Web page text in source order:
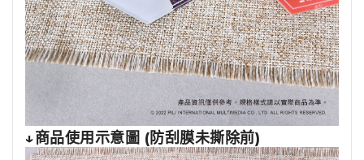
↓商品使用示意圖 (防刮膜未撕除前)